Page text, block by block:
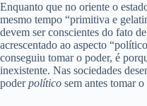
Enquanto que no oriente o
mesmo tempo “primitiva e
devem ser conscientes do fato
acrescentado ao aspecto
conseguiu tomar o poder, é
inexistente. Nas sociedades
poderpolítico sem antes tomar